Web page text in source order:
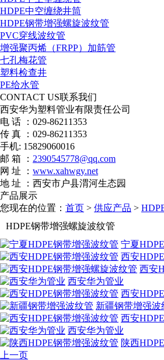
HDPE中空缠绕井筒
HDPE钢带增强螺旋波纹管
PVC穿线波纹管
增强聚丙烯（FRPP）加筋管
七孔梅花管
塑料检查井
PE给水管
CONTACT US联系我们
西安华为塑料管业有限责任公司
电 话 ：029-86211353
传 真 ：029-86211353
手机: 15829060016
邮 箱 ： 2390545778@qq.com
网 址 ： www.xahwgy.net
地 址 ：西安市户县渭河生态园
产品展示
您现在的位置： 首页 > 供应产品 >
HDPE钢带增强螺旋波纹管
宁夏
西安
西安
西安华为管业
西安
新疆钢带增强波
西安
西安华为管业
陕西
上一页